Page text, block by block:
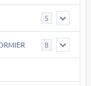
5
8